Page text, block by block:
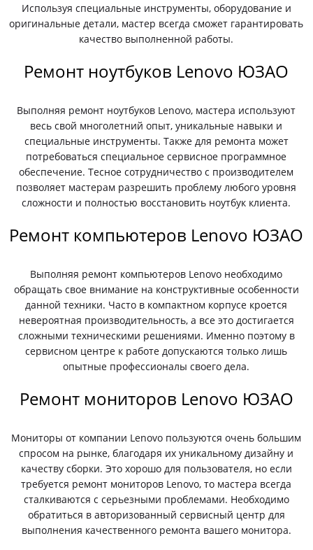
Используя специальные инструменты, оборудование и
оригинальные детали, мастер всегда сможет гарантировать
качество выполненной работы.
Ремонт ноутбуков Lenovo ЮЗАО
Выполняя ремонт ноутбуков Lenovo, мастера используют
весь свой многолетний опыт, уникальные навыки и
специальные инструменты. Также для ремонта может
потребоваться специальное сервисное программное
обеспечение. Тесное сотрудничество с производителем
позволяет мастерам разрешить проблему любого уровня
сложности и полностью восстановить ноутбук клиента.
Ремонт компьютеров Lenovo ЮЗАО
Выполняя ремонт компьютеров Lenovo необходимо
обращать свое внимание на конструктивные особенности
данной техники. Часто в компактном корпусе кроется
невероятная производительность, а все это достигается
сложными техническими решениями. Именно поэтому в
сервисном центре к работе допускаются только лишь
опытные профессионалы своего дела.
Ремонт мониторов Lenovo ЮЗАО
Мониторы от компании Lenovo пользуются очень большим
спросом на рынке, благодаря их уникальному дизайну и
качеству сборки. Это хорошо для пользователя, но если
требуется ремонт мониторов Lenovo, то мастера всегда
сталкиваются с серьезными проблемами. Необходимо
обратиться в авторизованный сервисный центр для
выполнения качественного ремонта вашего монитора.